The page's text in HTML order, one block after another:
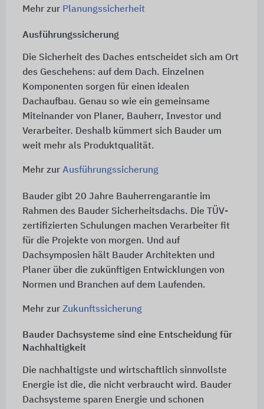
Mehr zur Planungssicherheit
Ausführungssicherung
Die Sicherheit des Daches entscheidet sich am Ort
des Geschehens: auf dem Dach. Einzelnen
Komponenten sorgen für einen idealen
Dachaufbau. Genau so wie ein gemeinsame
Miteinander von Planer, Bauherr, Investor und
Verarbeiter. Deshalb kümmert sich Bauder um
weit mehr als Produktqualität.
Mehr zur Ausführungssicherung
Bauder gibt 20 Jahre Bauherrengarantie im
Rahmen des Bauder Sicherheitsdachs. Die TÜV-
zertifizierten Schulungen machen Verarbeiter fit
für die Projekte von morgen. Und auf
Dachsymposien hält Bauder Architekten und
Planer über die zukünftigen Entwicklungen von
Normen und Branchen auf dem Laufenden.
Mehr zur Zukunftssicherung
Bauder Dachsysteme sind eine Entscheidung für
Nachhaltigkeit
Die nachhaltigste und wirtschaftlich sinnvollste
Energie ist die, die nicht verbraucht wird. Bauder
Dachsysteme sparen Energie und schonen